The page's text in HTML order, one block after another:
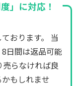
」に対応！
おります。 当
日間は返品可能
らなければ良
もしれませ